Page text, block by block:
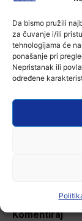
Da bismo pružili
za čuvanje i/ili
tehnologijama će
ponašanje pri
Nepristanak ili
određene
Komentiraj